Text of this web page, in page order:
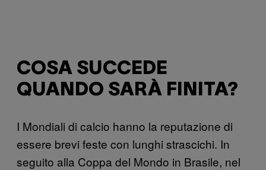
COSA SUCCEDE
QUANDO SARÀ FINITA?
I Mondiali di calcio hanno la reputazione di
essere brevi feste con lunghi strascichi. In
seguito alla Coppa del Mondo in Brasile, nel